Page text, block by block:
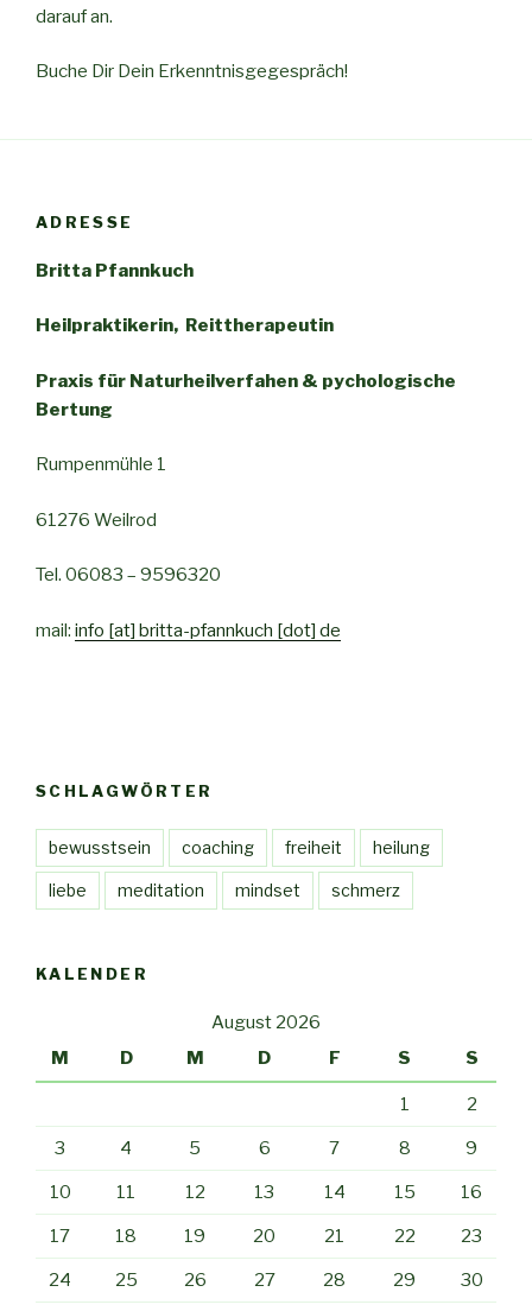
darauf an.
Buche Dir Dein Erkenntnisgegespräch!
ADRESSE
Britta Pfannkuch
Heilpraktikerin, Reittherapeutin
Praxis für Naturheilverfahen & pychologische
Bertung
Rumpenmühle 1
61276 Weilrod
Tel. 06083 – 9596320
mail: info [at] britta-pfannkuch [dot] de
SCHLAGWÖRTER
bewusstsein coaching freiheit heilung
liebe meditation mindset schmerz
KALENDER
August 2026
M
D M D F S S
1 2
3 4 5 6 7 8 9
10 11 12 13 14 15 16
17 18 19 20 21 22 23
24 25 26 27 28 29 30